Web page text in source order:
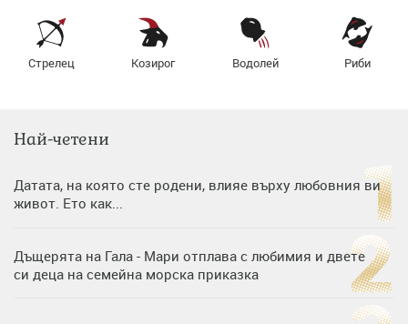
Стрелец Козирог Водолей Риби
Най-четени
Датата, на която сте родени, влияе върху любовния ви
живот. Ето как...
Дъщерята на Гала - Мари отплава с любимия и двете
си деца на семейна морска приказка